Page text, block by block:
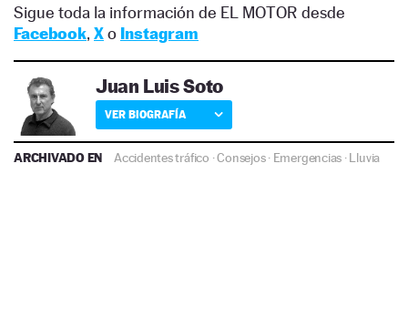
Sigue toda la información de EL MOTOR desde
Facebook, Xo Instagram
Juan Luis Soto
VER BIOGRAFÍA
ARCHIVADO EN Accidentes tráfico ·Consejos· Emergencias ·Lluvia